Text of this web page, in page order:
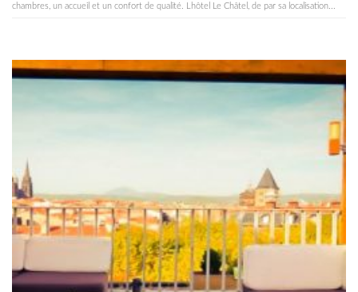
chambres, un accueil et un confort de qualité. Lhôtel Le Châtel, de par sa localisation...